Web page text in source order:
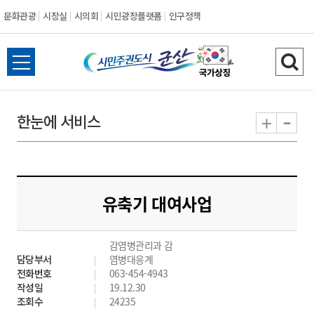
문화관광 시장실 시의회 시민광장플랫폼 인구정책
시
민
도
시
군
산
전
체
뉴
열
검
색
기
한눈에 서비스 + -
유축기 대여사업
담당부서
감염병관리과 감
염병대응계
전화번호
063-454-4943
작성일
19.12.30
조회수
24235